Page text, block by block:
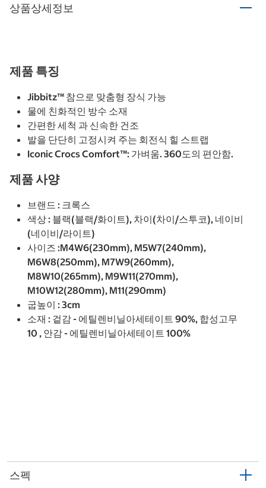
상품상세정보
제품 특징
Jibbitz™ 참으로 맞춤형 장식 가능
물에 친화적인 방수 소재
간편한 세척 과 신속한 건조
발을 단단히 고정시켜 주는 회전식 힐 스트랩
Iconic Crocs Comfort™: 가벼움. 360도의 편안함.
제품 사양
브랜드 : 크록스
색상 : 블랙(블랙/화이트), 차이(차이/스투코), 네이비
(네이비/라이트)
사이즈 :M4W6(230mm), M5W7(240mm),
M6W8(250mm), M7W9(260mm),
M8W10(265mm), M9W11(270mm),
M10W12(280mm), M11(290mm)
굽높이 : 3cm
소재 : 겉감 - 에틸렌비닐아세테이트 90%, 합성고무
10 , 안감 - 에틸렌비닐아세테이트 100%
스펙